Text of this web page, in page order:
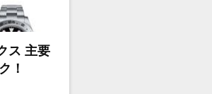
ス 主要
！